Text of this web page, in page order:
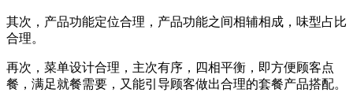
其次，产品功能定位合理，产品功能之间相辅相成，味型占比
合理。
再次，菜单设计合理，主次有序，四相平衡，即方便顾客点
餐，满足就餐需要，又能引导顾客做出合理的套餐产品搭配。